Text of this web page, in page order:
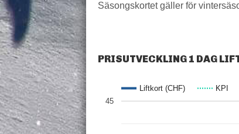
Säsongskortet gäller för
PRISUTVECKLING 1 DAG
Liftkort (CHF) KPI
45